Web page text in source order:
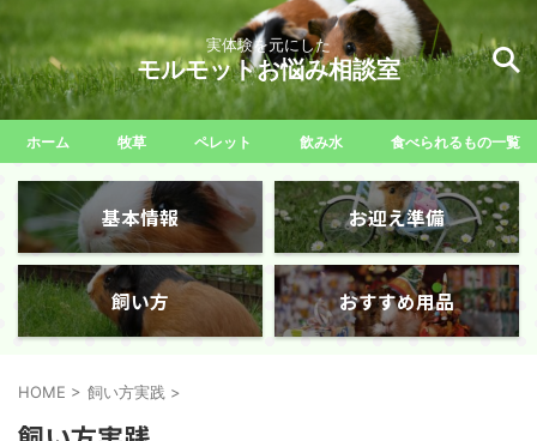
実体験を元にした
モルモットお悩み相談室
ホーム 牧草 ペレット 飲み水 食べられるもの一覧
基本情報 お迎え準備
飼い方 おすすめ用品
HOME > 飼い方実践 >